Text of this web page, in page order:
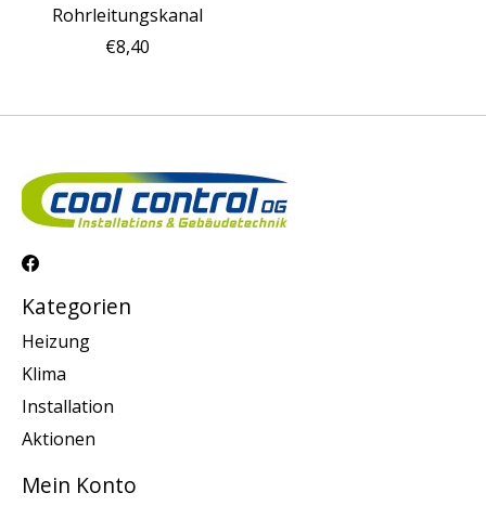
Rohrleitungskanal
€8,40
Kategorien
Heizung
Klima
Installation
Aktionen
Mein Konto